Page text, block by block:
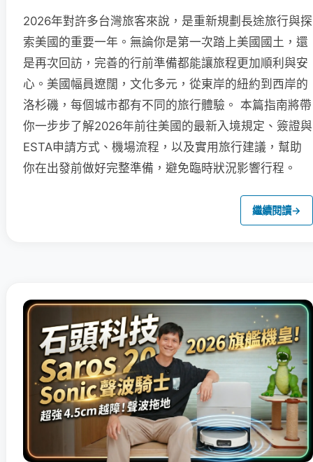
2026年對許多台灣旅客來說，是重新規劃長途旅行與探
索美國的重要一年。無論你是第一次踏上美國國土，還
是再次回訪，完善的行前準備都能讓旅程更加順利與安
心。美國幅員遼闊，文化多元，從東岸的紐約到西岸的
洛杉磯，每個城市都有不同的旅行體驗。 本篇指南將帶
你一步步了解2026年前往美國的最新入境規定、簽證與
ESTA申請方式、機場流程，以及實用旅行建議，幫助
你在出發前做好完整準備，避免臨時狀況影響行程。
繼續閱讀→